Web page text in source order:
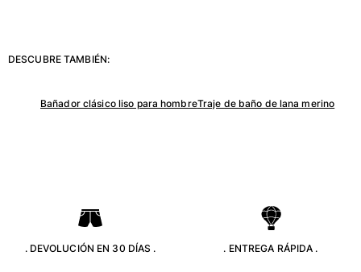
DESCUBRE TAMBIÉN:
Bañador clásico liso para hombreTraje de baño de lana merino
. DEVOLUCIÓN EN 30 DÍAS . . ENTREGA RÁPIDA .